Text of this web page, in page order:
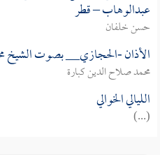
عبدالوهاب – قطر
حسن خلفان
الأذان -الحجازي__ بصوت الشيخ
محمد صلاح الدين كبارة
الليالي الخوالي
(...)